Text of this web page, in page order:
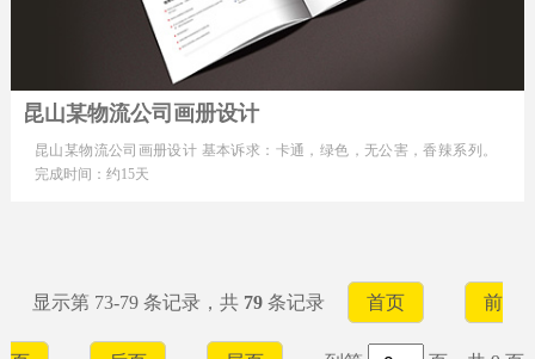
昆山某物流公司画册设计
昆山某物流公司画册设计 基本诉求：卡通，绿色，无公害，香辣系列。
完成时间：约15天
显示第 73-79 条记录，共 79条记录 首页 前